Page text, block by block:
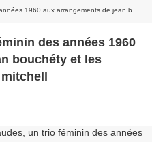
de jean bouchéty et les encouragements d'eddy mitchell
des années 1960
bouchéty et les